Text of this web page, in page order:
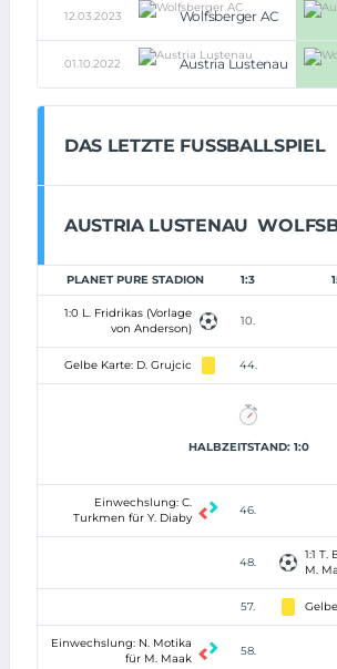
12.03.2023 Wolfsberger AC
01.10.2022 Austria Lustenau
DAS LETZTE FUSSBALLSPIEL
AUSTRIA LUSTENAU
PLANET PURE STADION 1:3
1:0 L. Fridrikas (Vorlage
von Anderson)
10.
Gelbe Karte: D. Grujcic 44.
HALBZEITSTAND: 1:0
Einwechslung: C.
Turkmen für Y. Diaby
46.
48.
1:1 T.
M.
57.
Einwechslung: N. Motika
für M. Maak
58.